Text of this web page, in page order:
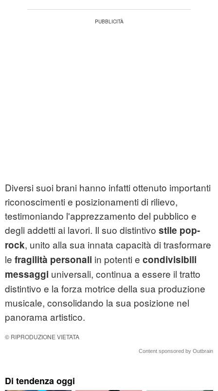
Diversi suoi brani hanno infatti ottenuto importanti
riconoscimenti e posizionamenti di rilievo,
testimoniando l'apprezzamento del pubblico e
degli addetti ai lavori. Il suo distintivo stile pop-
rock, unito alla sua innata capacità di trasformare
le fragilità personali in potenti e condivisibili
messaggi universali, continua a essere il tratto
distintivo e la forza motrice della sua produzione
musicale, consolidando la sua posizione nel
panorama artistico.
© RIPRODUZIONE VIETATA
Content sponsored by Outbrain
Di tendenza oggi